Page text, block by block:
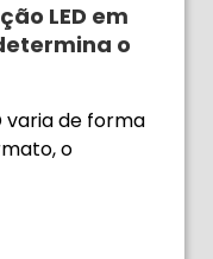
LED em
o
varia de forma
o